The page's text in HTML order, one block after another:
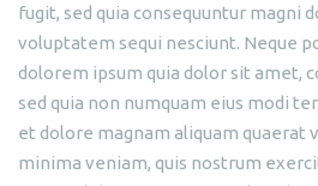
fugit, sed quia consequuntur magni
voluptatem sequi nesciunt. Neque
dolorem ipsum quia dolor sit amet,
sed quia non numquam eius modi
et dolore magnam aliquam quaerat
minima veniam, quis nostrum